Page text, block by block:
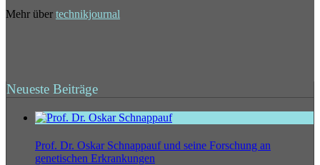
Mehr über technikjournal
Neueste Beiträge
Prof. Dr. Oskar Schnappauf und seine Forschung an
genetischen Erkrankungen